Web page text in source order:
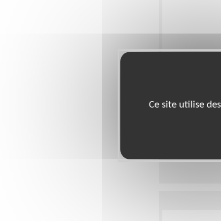
Facilitez
Type :BTP,
Ce site utilise